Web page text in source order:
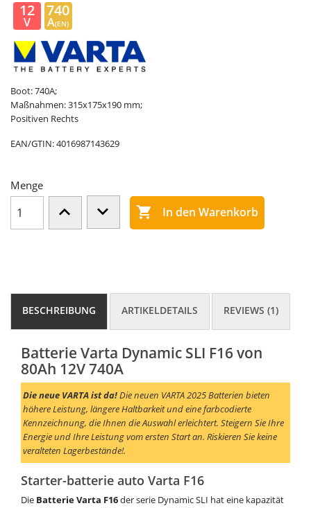
12
V
740
A(EN)
Boot: 740A;
Maßnahmen: 315x175x190 mm;
Positiven Rechts
EAN/GTIN:4016987143629
Menge
 In den Warenkorb
BESCHREIBUNG ARTIKELDETAILS REVIEWS (1)
Batterie Varta Dynamic SLI F16 von
80Ah 12V 740A
Die neue VARTA ist da!Die neuen VARTA 2025 Batterien bieten
höhere Leistung, längere Haltbarkeit und eine farbcodierte
Kennzeichnung, die Ihnen die Auswahl erleichtert. Steigern Sie Ihre
Energie und Ihre Leistung vom ersten Start an. Riskieren Sie keine
veralteten Lagerbestände!.
Starter-batterie auto Varta F16
Die Batterie Varta F16der serie Dynamic SLI hat eine kapazität